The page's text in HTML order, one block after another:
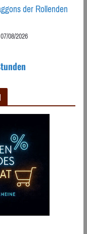
der Rollenden
08/2026